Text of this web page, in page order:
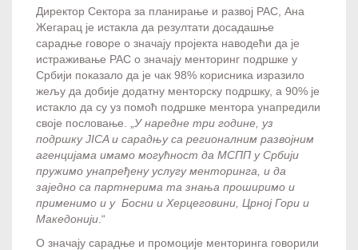
Директор Сектора за планирање и развој РАС, Ана
Жегарац је истакла да резултати досадашње
сарадње говоре о значају пројекта наводећи да је
истраживање РАС о значају менторинг подршке у
Србији показало да је чак 98% корисника изразило
жељу да добије додатну менторску подршку, а 90% је
истакло да су уз помоћ подршке ментора унапредили
своје пословање. „ У наредне три године, уз
подршку JICA и сарадњу са регионалним развојним
агенцијама имамо могућност да МСПП у Србији
пружимо унапређену услугу менторинга, и да
заједно са партнерима та знања проширимо и
применимо и у Босни и Херцеговини, Црној Гори и
Македонији .“
О значају сарадње и промоције менторинга говорили